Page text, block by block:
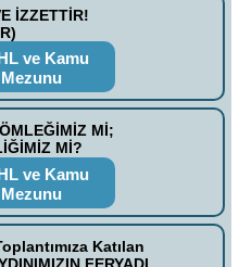
İZZETTİR!
ve Kamu
Mİ;
Mİ?
ve Kamu
Katılan
FERYADI